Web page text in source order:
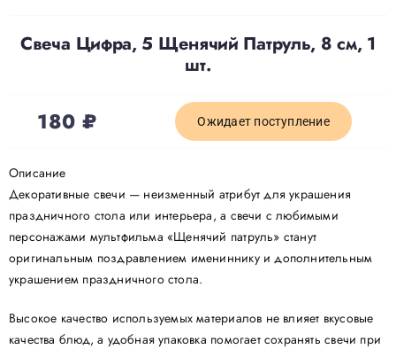
О нас
Политика конфиденциальности
Свеча Цифра, 5 Щенячий Патруль, 8 см, 1
шт.
180 ₽ Ожидает поступление
Описание
Декоративные свечи — неизменный атрибут для украшения
праздничного стола или интерьера, а свечи с любимыми
персонажами мультфильма «Щенячий патруль» станут
оригинальным поздравлением имениннику и дополнительным
украшением праздничного стола.
Высокое качество используемых материалов не влияет вкусовые
качества блюд, а удобная упаковка помогает сохранять свечи при